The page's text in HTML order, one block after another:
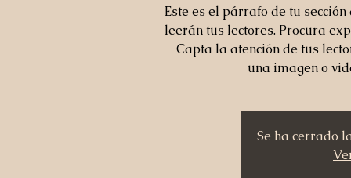
Este es el párrafo de tu
leerán tus lectores. Procura
Capta la atención de tus
una imagen o
Se ha cerrado